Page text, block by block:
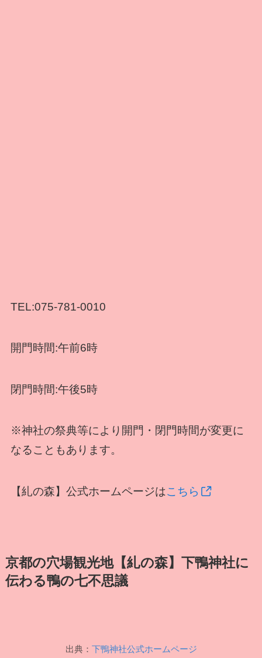
TEL:075-781-0010
開門時間:午前6時
閉門時間:午後5時
※神社の祭典等により開門・閉門時間が変更に
なることもあります。
【糺の森】公式ホームページはこちら
京都の穴場観光地【糺の森】下鴨神社に
伝わる鴨の七不思議
出典： 下鴨神社公式ホームページ